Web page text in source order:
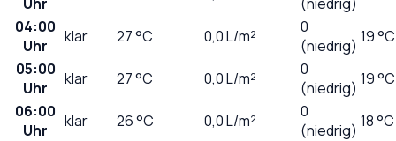
04:00
Uhr
klar 27°C 0,0L/m²
0
(niedrig) 19 °C
05:00
Uhr
klar 27°C 0,0L/m²
0
(niedrig) 19 °C
06:00
Uhr
klar 26°C 0,0L/m²
0
(niedrig) 18 °C